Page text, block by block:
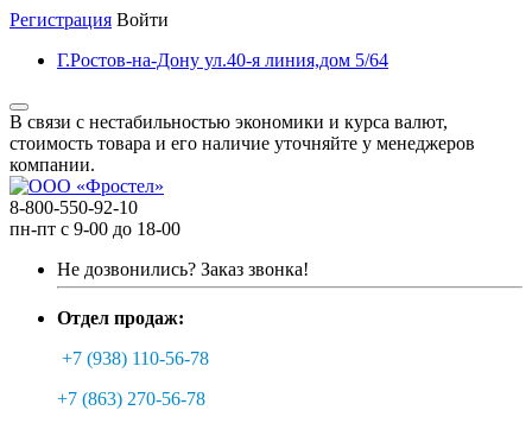
Регистрация Войти
Г.Ростов-на-Дону ул.40-я линия,дом 5/64
В связи с нестабильностью экономики и курса валют,
стоимость товара и его наличие уточняйте у менеджеров
компании.
8-800-550-92-10
пн-пт с 9-00 до 18-00
Не дозвонились? Заказ звонка!
Отдел продаж:
+7 (938) 110-56-78
+7 (863) 270-56-78